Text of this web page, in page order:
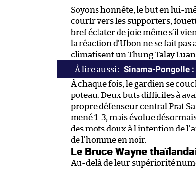
Soyons honnête, le but en lui-
courir vers les supporters,
bref éclater de joie même s’il
la réaction d’Ubon ne se fait
climatisent un Thung Talay
Sinama-Pongolle :
À chaque fois, le gardien se
poteau. Deux buts difficiles à
propre défenseur central Prat
mené 1-3, mais évolue
des mots doux à l’intention de
de l’homme en noir.
Le Bruce Wayne
Au-delà de leur supériorité